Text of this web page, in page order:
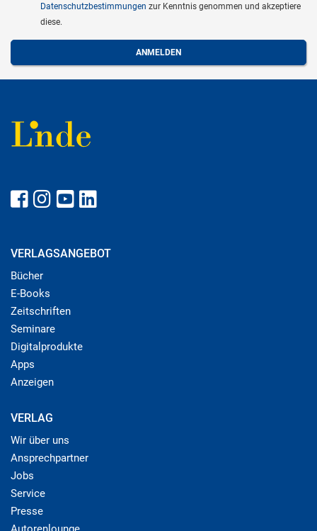
Datenschutzbestimmungen zur Kenntnis genommen und akzeptiere
diese.
VERLAGSANGEBOT
Bücher
E-Books
Zeitschriften
Seminare
Digitalprodukte
Apps
Anzeigen
VERLAG
Wir über uns
Ansprechpartner
Jobs
Service
Presse